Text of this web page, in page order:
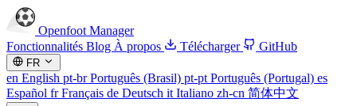
Openfoot Manager
Fonctionnalités Blog À propos Télécharger GitHub
FR
en English pt-brPortuguês (Brasil) pt-pt Português (Portugal) es
Español frFrançais de Deutsch it Italiano zh-cn 简体中文